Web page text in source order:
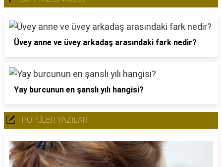
Üvey anne ve üvey arkadaş arasındaki fark nedir?
Yay burcunun en şanslı yılı hangisi?
POPÜLER YAZILAR